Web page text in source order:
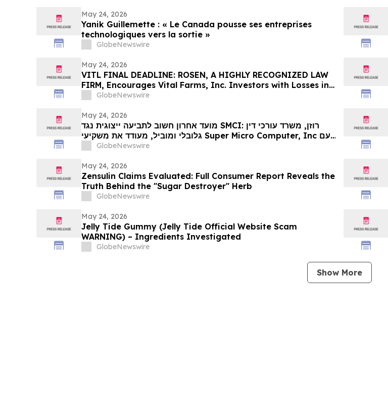
May 24, 2026
Yanik Guillemette : « Le Canada pousse ses entreprises
technologiques vers la sortie »
GlobeNewswire
May 24, 2026
VITL FINAL DEADLINE: ROSEN, A HIGHLY RECOGNIZED LAW
FIRM, Encourages Vital Farms, Inc. Investors with Losses in
Excess of $100K to Secure Counsel Before Important May
- VITL
GlobeNewswire
May 24, 2026
מועד אחרון חשוב לתביעה ייצוגית נגד SMCI: רוזן, משרד עורכי דין
גלובלי ומוביל, מעודד את משקיעי Super Micro Computer, Inc עם
הפסדים של יותר מ-100 אלף דולר לקבל ייעוץ משפטי לפני המועד
GlobeNewswire
May 24, 2026
Zensulin Claims Evaluated: Full Consumer Report Reveals the
Truth Behind the "Sugar Destroyer" Herb
GlobeNewswire
May 24, 2026
Jelly Tide Gummy (Jelly Tide Official Website Scam
WARNING) – Ingredients Investigated
GlobeNewswire
Show More